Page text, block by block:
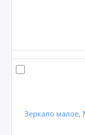
Зеркало малое,